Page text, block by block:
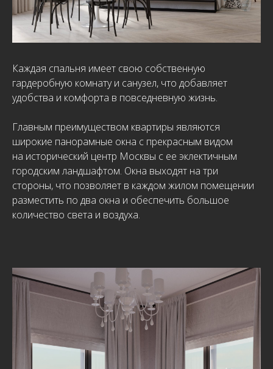
Каждая спальня имеет свою собственную
гардеробную комнату и санузел, что добавляет
удобства и комфорта в повседневную жизнь.
Главным преимуществом квартиры являются
широкие панорамные окна с прекрасным видом
на исторический центр Москвы с ее эклектичным
городским ландшафтом. Окна выходят на три
стороны, что позволяет в каждом жилом помещении
разместить по два окна и обеспечить большое
количество света и воздуха.